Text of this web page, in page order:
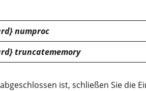
numproc
truncatememory
ist, schließen Sie die